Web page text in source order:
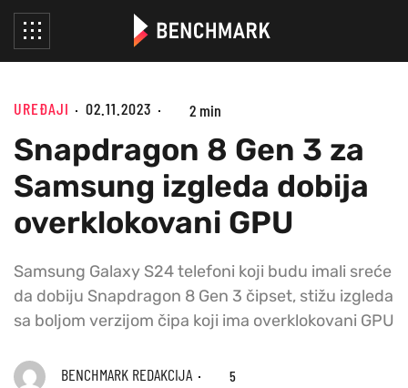
UREĐAJI 02.11.2023 2 min
Snapdragon 8 Gen 3 za
Samsung izgleda dobija
overklokovani GPU
Samsung Galaxy S24 telefoni koji budu imali sreće
da dobiju Snapdragon 8 Gen 3 čipset, stižu izgleda
sa boljom verzijom čipa koji ima overklokovani GPU
BENCHMARK REDAKCIJA 5